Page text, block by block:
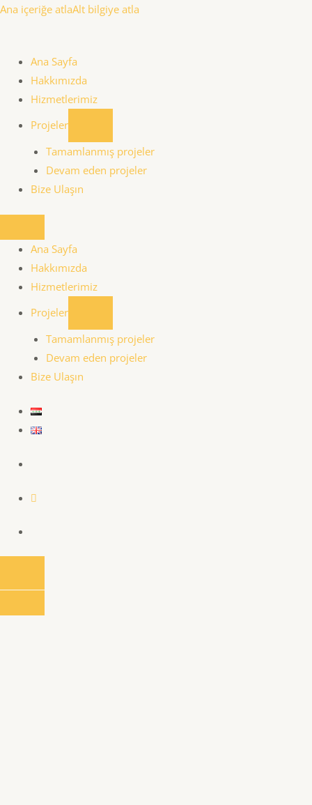
Ana içeriğe atlaAlt bilgiye atla
Ana Sayfa
Hakkımızda
Hizmetlerimiz
Projeler
Tamamlanmış projeler
Devam eden projeler
Bize Ulaşın
Ana Sayfa
Hakkımızda
Hizmetlerimiz
Projeler
Tamamlanmış projeler
Devam eden projeler
Bize Ulaşın